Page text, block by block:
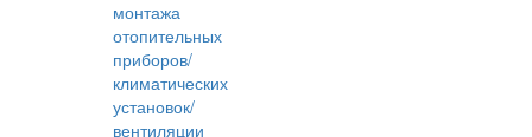
монтажа
отопительных
приборов/
климатических
установок/
вентиляции